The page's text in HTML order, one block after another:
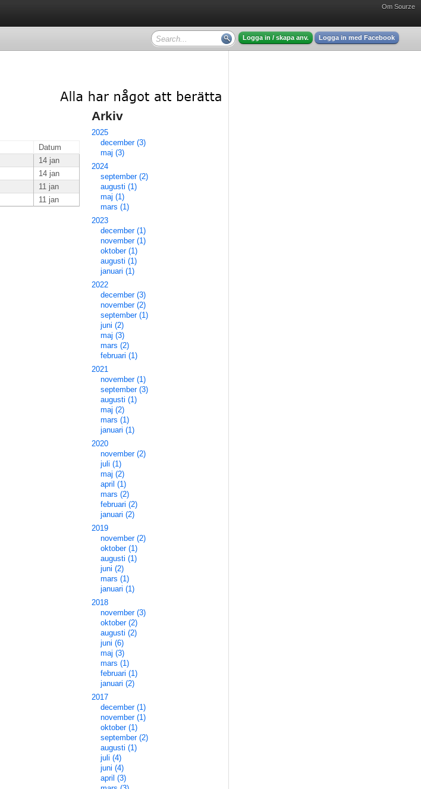
Om Sourze
Logga in / skapa anv. Logga in med Facebook
Datum
14 jan
14 jan
11 jan
11 jan
Arkiv
2025
december (3)
maj (3)
2024
september (2)
augusti (1)
maj (1)
mars (1)
2023
december (1)
november (1)
oktober (1)
augusti (1)
januari (1)
2022
december (3)
november (2)
september (1)
juni (2)
maj (3)
mars (2)
februari (1)
2021
november (1)
september (3)
augusti (1)
maj (2)
mars (1)
januari (1)
2020
november (2)
juli (1)
maj (2)
april (1)
mars (2)
februari (2)
januari (2)
2019
november (2)
oktober (1)
augusti (1)
juni (2)
mars (1)
januari (1)
2018
november (3)
oktober (2)
augusti (2)
juni (6)
maj (3)
mars (1)
februari (1)
januari (2)
2017
december (1)
november (1)
oktober (1)
september (2)
augusti (1)
juli (4)
juni (4)
april (3)